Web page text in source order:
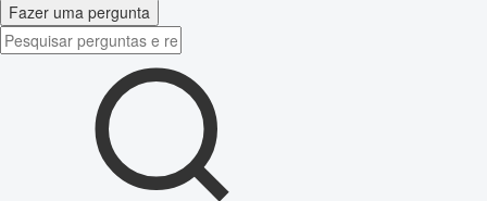
Fazer uma pergunta